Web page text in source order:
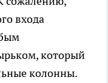
входа
который
колонны.